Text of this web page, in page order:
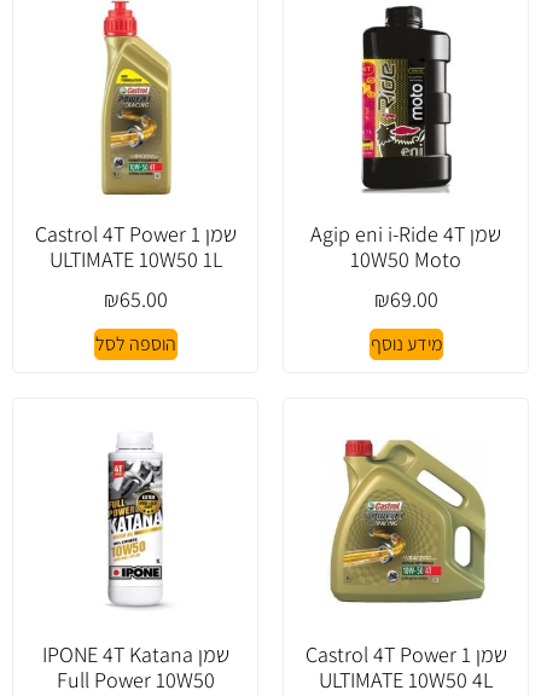
שמן Agip eni i-Ride 4T
10W50 Moto
₪69.00
מידע נוסף
שמן Castrol 4T Power 1
ULTIMATE 10W50 1L
₪65.00
הוספה לסל
שמן Castrol 4T Power 1
ULTIMATE 10W50 4L
שמן IPONE 4T Katana
Full Power 10W50